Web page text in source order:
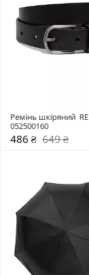
Ремінь шкіряний
052500160
486 ₴ 649 ₴